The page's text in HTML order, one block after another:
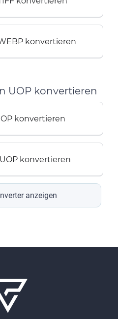
konvertieren
UOP konvertieren
konvertieren
UOP konvertieren
anzeigen